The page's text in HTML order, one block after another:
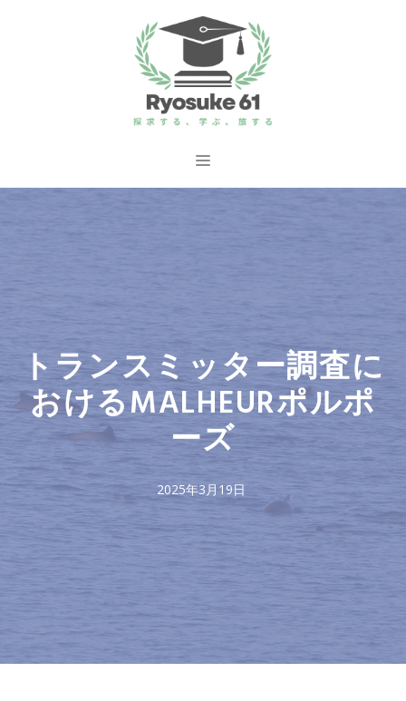
ス
メ
トランスミッター調査に
おけるMALHEURポルポ
ーズ
2025年3月19日